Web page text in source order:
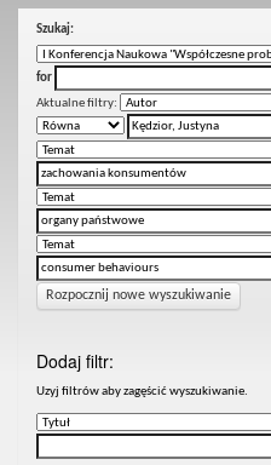
Szukaj:
for
Aktualne filtry:
Rozpocznij nowe wyszukiwanie
Dodaj filtr:
Uzyj filtrów aby zagęścić wyszukiwanie.